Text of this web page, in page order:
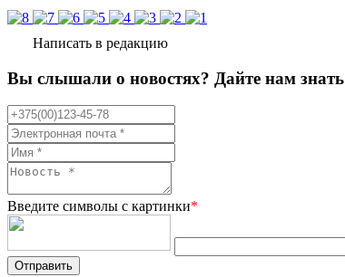
Написать в редакцию
Вы слышали о новостях? Дайте нам знать
Введите символы с картинки*
Отправить